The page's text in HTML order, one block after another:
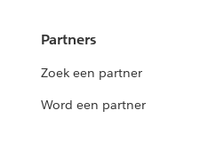
Partners
Zoek een partner
Word een partner